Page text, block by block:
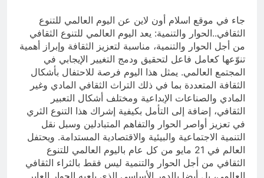
جاء في موقع اسلام أون لاين عن اليوم العالمي للتنوع
الثقافي..الحوار والتنمية: يعد اليوم العالمي للتنوع الثقافي
من أجل الحوار والتنمية، مناسبة لتعزيز الثقافة وإبراز أهمية
تنوّعها كعامل فاعل لتحقيق ودمج التغيير الإيجابي في
المجتمع العالمي. يمثل هذا اليوم فرصة للاحتفال بأشكال
الثقافة المتعددة بما في ذلك التراث الثقافي المادي وغير
المادي والصناعات الإبداعية ومختلف أشكال التعبير
الثقافي، إضافة إلى التأمل بكيفية إشراك هذا التنوع الثري
في تعزيز أواصر الحوار والتفاهم المتبادلين وسبل نقل
التنمية الاجتماعية والبيئية والاقتصادية المستدامة. ويحتفل
العالم في 21 مايو من كل عام باليوم العالمي للتنوع
الثقافي من أجل الحوار والتنمية ليس فقط بالثراء الثقافي